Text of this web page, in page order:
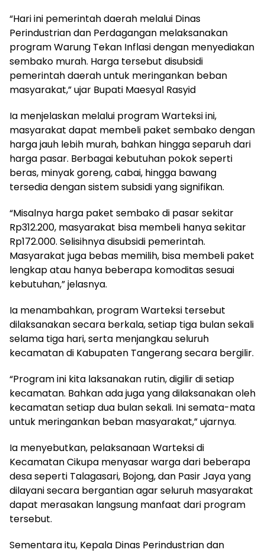
“Hari ini pemerintah daerah melalui Dinas
Perindustrian dan Perdagangan melaksanakan
program Warung Tekan Inflasi dengan menyediakan
sembako murah. Harga tersebut disubsidi
pemerintah daerah untuk meringankan beban
masyarakat,” ujar Bupati Maesyal Rasyid
Ia menjelaskan melalui program Warteksi ini,
masyarakat dapat membeli paket sembako dengan
harga jauh lebih murah, bahkan hingga separuh dari
harga pasar. Berbagai kebutuhan pokok seperti
beras, minyak goreng, cabai, hingga bawang
tersedia dengan sistem subsidi yang signifikan.
“Misalnya harga paket sembako di pasar sekitar
Rp312.200, masyarakat bisa membeli hanya sekitar
Rp172.000. Selisihnya disubsidi pemerintah.
Masyarakat juga bebas memilih, bisa membeli paket
lengkap atau hanya beberapa komoditas sesuai
kebutuhan,” jelasnya.
Ia menambahkan, program Warteksi tersebut
dilaksanakan secara berkala, setiap tiga bulan sekali
selama tiga hari, serta menjangkau seluruh
kecamatan di Kabupaten Tangerang secara bergilir.
“Program ini kita laksanakan rutin, digilir di setiap
kecamatan. Bahkan ada juga yang dilaksanakan oleh
kecamatan setiap dua bulan sekali. Ini semata-mata
untuk meringankan beban masyarakat,” ujarnya.
Ia menyebutkan, pelaksanaan Warteksi di
Kecamatan Cikupa menyasar warga dari beberapa
desa seperti Talagasari, Bojong, dan Pasir Jaya yang
dilayani secara bergantian agar seluruh masyarakat
dapat merasakan langsung manfaat dari program
tersebut.
Sementara itu, Kepala Dinas Perindustrian dan